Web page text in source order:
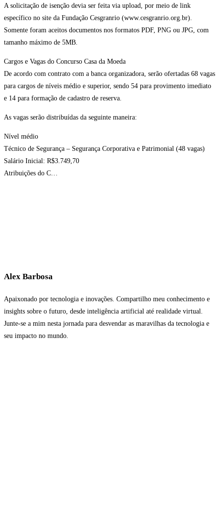
A solicitação de isenção devia ser feita via upload, por meio de link
específico no site da Fundação Cesgranrio (www.cesgranrio.org.br).
Somente foram aceitos documentos nos formatos PDF, PNG ou JPG, com
tamanho máximo de 5MB.
Cargos e Vagas do Concurso Casa da Moeda
De acordo com contrato com a banca organizadora, serão ofertadas 68 vagas
para cargos de níveis médio e superior, sendo 54 para provimento imediato
e 14 para formação de cadastro de reserva.
As vagas serão distribuídas da seguinte maneira:
Nível médio
Técnico de Segurança – Segurança Corporativa e Patrimonial (48 vagas)
Salário Inicial: R$3.749,70
Atribuições do C…
Alex Barbosa
Apaixonado por tecnologia e inovações. Compartilho meu conhecimento e
insights sobre o futuro, desde inteligência artificial até realidade virtual.
Junte-se a mim nesta jornada para desvendar as maravilhas da tecnologia e
seu impacto no mundo.